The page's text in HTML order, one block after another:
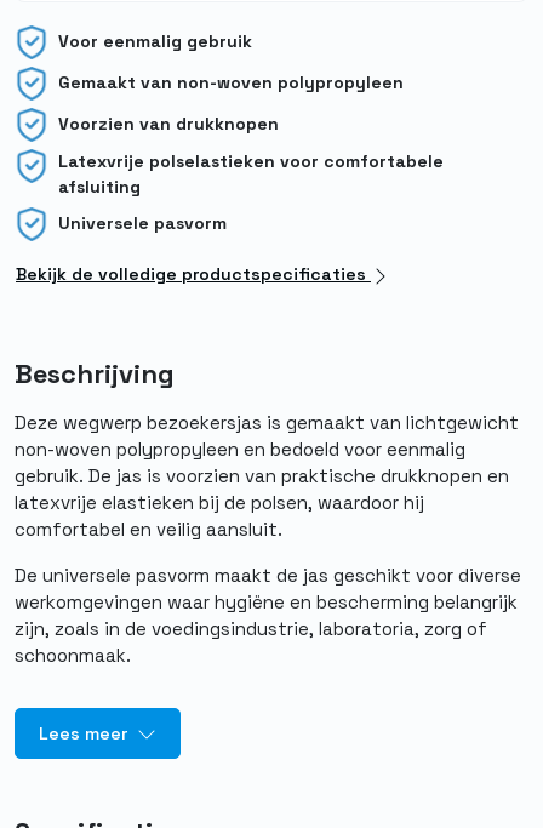
Voor eenmalig gebruik
Gemaakt van non-woven polypropyleen
Voorzien van drukknopen
Latexvrije polselastieken voor comfortabele
afsluiting
Universele pasvorm
Bekijk de volledige productspecificaties
Beschrijving
Deze wegwerp bezoekersjas is gemaakt van lichtgewicht
non-woven polypropyleen en bedoeld voor eenmalig
gebruik. De jas is voorzien van praktische drukknopen en
latexvrije elastieken bij de polsen, waardoor hij
comfortabel en veilig aansluit.
De universele pasvorm maakt de jas geschikt voor diverse
werkomgevingen waar hygiëne en bescherming belangrijk
zijn, zoals in de voedingsindustrie, laboratoria, zorg of
schoonmaak.
Lees meer